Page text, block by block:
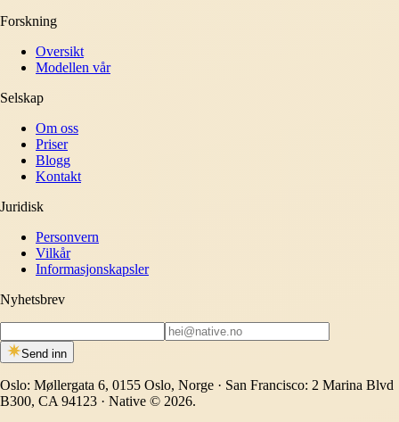
Forskning
Oversikt
Modellen vår
Selskap
Om oss
Priser
Blogg
Kontakt
Juridisk
Personvern
Vilkår
Informasjonskapsler
Nyhetsbrev
Send inn
Oslo: Møllergata 6, 0155 Oslo, Norge · San Francisco: 2 Marina Blvd
B300, CA 94123 · Native © 2026.